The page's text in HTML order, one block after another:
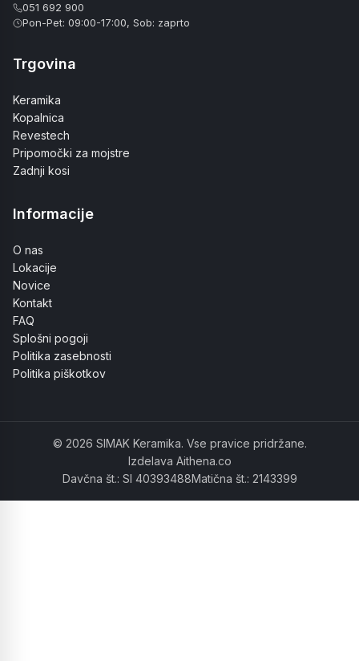
051 692 900
Pon-Pet: 09:00-17:00, Sob: zaprto
Trgovina
Keramika
Kopalnica
Revestech
Pripomočki za mojstre
Zadnji kosi
Informacije
O nas
Lokacije
Novice
Kontakt
FAQ
Splošni pogoji
Politika zasebnosti
Politika piškotkov
© 2026 SIMAK Keramika. Vse pravice pridržane.
Izdelava Aithena.co
Davčna št.: SI 40393488Matična št.: 2143399